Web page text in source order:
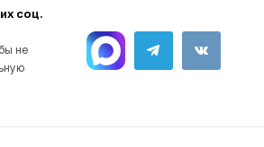
соц.
не